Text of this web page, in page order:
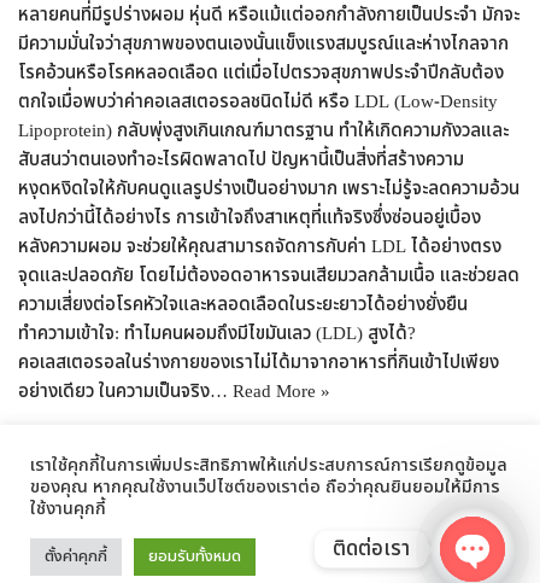
หลายคนที่มีรูปร่างผอม หุ่นดี หรือแม้แต่ออกกำลังกายเป็นประจำ มักจะ
มีความมั่นใจว่าสุขภาพของตนเองนั้นแข็งแรงสมบูรณ์และห่างไกลจาก
โรคอ้วนหรือโรคหลอดเลือด แต่เมื่อไปตรวจสุขภาพประจำปีกลับต้อง
ตกใจเมื่อพบว่าค่าคอเลสเตอรอลชนิดไม่ดี หรือ LDL (Low-Density
Lipoprotein) กลับพุ่งสูงเกินเกณฑ์มาตรฐาน ทำให้เกิดความกังวลและ
สับสนว่าตนเองทำอะไรผิดพลาดไป ปัญหานี้เป็นสิ่งที่สร้างความ
หงุดหงิดใจให้กับคนดูแลรูปร่างเป็นอย่างมาก เพราะไม่รู้จะลดความอ้วน
ลงไปกว่านี้ได้อย่างไร การเข้าใจถึงสาเหตุที่แท้จริงซึ่งซ่อนอยู่เบื้อง
หลังความผอม จะช่วยให้คุณสามารถจัดการกับค่า LDL ได้อย่างตรง
จุดและปลอดภัย โดยไม่ต้องอดอาหารจนเสียมวลกล้ามเนื้อ และช่วยลด
ความเสี่ยงต่อโรคหัวใจและหลอดเลือดในระยะยาวได้อย่างยั่งยืน
ทำความเข้าใจ: ทำไมคนผอมถึงมีไขมันเลว (LDL) สูงได้?
คอเลสเตอรอลในร่างกายของเราไม่ได้มาจากอาหารที่กินเข้าไปเพียง
อย่างเดียว ในความเป็นจริง… Read More »
เราใช้คุกกี้ในการเพิ่มประสิทธิภาพให้แก่ประสบการณ์การเรียกดูข้อมูล
ของคุณ หากคุณใช้งานเว็ปไซต์ของเราต่อ ถือว่าคุณยินยอมให้มีการ
ใช้งานคุกกี้
ตั้งค่าคุกกี้ ยอมรับทั้งหมด ติดต่อเรา